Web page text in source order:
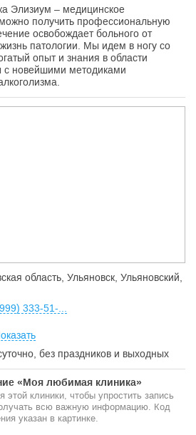
Элизиум – медицинское
получить профессиональную
освобождает больного от
патологии. Мы идем в ногу со
опыт и знания в области
с новейшими методиками
область, Ульяновск, Ульяновский,
333-51-...
без праздников и выходных
«Моя любимая клиника»
этой клиники, чтобы упростить запись
всю важную информацию. Код
указан в картинке.